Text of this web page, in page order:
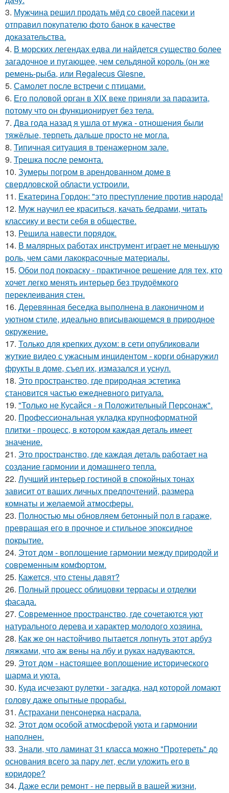
3. Мужчина решил продать мёд со своей пасеки и
отправил покупателю фото банок в качестве
доказательства.
4. В морских легендах едва ли найдется существо более
загадочное и пугающее, чем сельдяной король (он же
ремень-рыба, или Regalecus Glesne.
5. Самолет после встречи с птицами.
6. Его половой орган в XIX веке приняли за паразита,
потому что он функционирует без тела.
7. Два года назад я ушла от мужа - отношения были
тяжёлые, терпеть дальше просто не могла.
8. Типичная ситуация в тренажерном зале.
9. Трешка после ремонта.
10. Зумеры погром в арендованном доме в
свердловской области устроили.
11. Екатерина Гордон: "это преступление против народа!
12. Муж научил ее краситься, качать бедрами, читать
классику и вести себя в обществе.
13. Решила навести порядок.
14. В малярных работах инструмент играет не меньшую
роль, чем сами лакокрасочные материалы.
15. Обои под покраску - практичное решение для тех, кто
хочет легко менять интерьер без трудоёмкого
переклеивания стен.
16. Деревянная беседка выполнена в лаконичном и
уютном стиле, идеально вписывающемся в природное
окружение.
17. Только для крепких духом: в сети опубликовали
жуткие видео с ужасным инцидентом - корги обнаружил
фрукты в доме, съел их, измазался и уснул.
18. Это пространство, где природная эстетика
становится частью ежедневного ритуала.
19. "Только не Кусайся - я Положительный Персонаж".
20. Профессиональная укладка крупноформатной
плитки - процесс, в котором каждая деталь имеет
значение.
21. Это пространство, где каждая деталь работает на
создание гармонии и домашнего тепла.
22. Лучший интерьер гостиной в спокойных тонах
зависит от ваших личных предпочтений, размера
комнаты и желаемой атмосферы.
23. Полностью мы обновляем бетонный пол в гараже,
превращая его в прочное и стильное эпоксидное
покрытие.
24. Этот дом - воплощение гармонии между природой и
современным комфортом.
25. Кажется, что стены давят?
26. Полный процесс облицовки террасы и отделки
фасада.
27. Современное пространство, где сочетаются уют
натурального дерева и характер молодого хозяина.
28. Как же он настойчиво пытается лопнуть этот арбуз
ляжками, что аж вены на лбу и руках надуваются.
29. Этот дом - настоящее воплощение исторического
шарма и уюта.
30. Куда исчезают рулетки - загадка, над которой ломают
голову даже опытные прорабы.
31. Астрахани пенсонерка насрала.
32. Этот дом особой атмосферой уюта и гармонии
наполнен.
33. Знали, что ламинат 31 класса можно "Протереть" до
основания всего за пару лет, если уложить его в
коридоре?
34. Даже если ремонт - не первый в вашей жизни,